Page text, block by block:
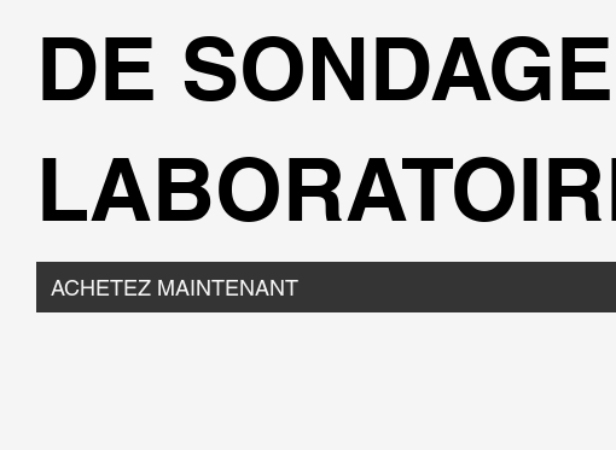
DE
ACHETEZ MAINTENANT